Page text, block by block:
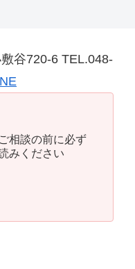
谷720-6 TEL.048-
相談の前に必ず
みください